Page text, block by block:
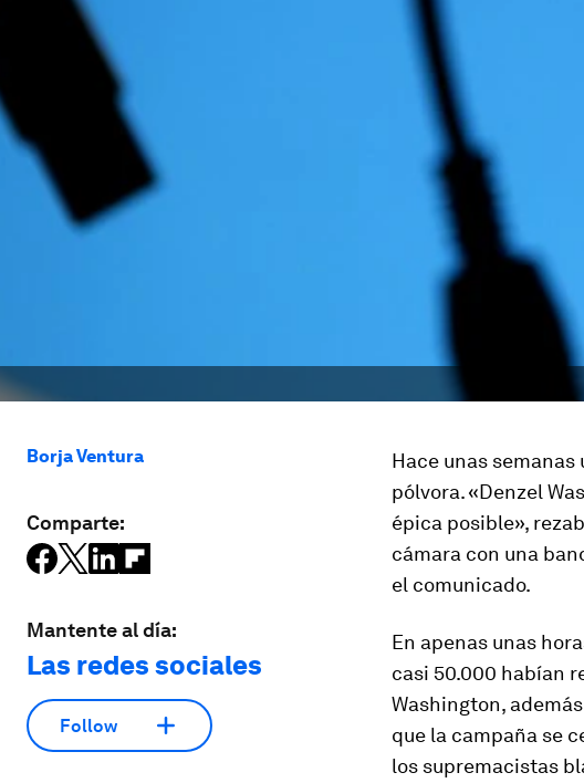
Borja Ventura
Comparte:
Mantente al día:
Las redes sociales
Follow
Hace unas
pólvora. «Denzel
épica posible»,
cámara con una
el comunicado.
En apenas unas
casi 50.000 habían
Washington,
que la campaña se
los supremacistas